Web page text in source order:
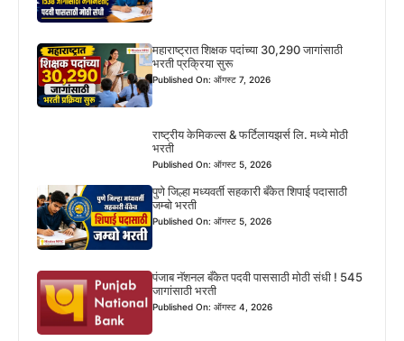
महाराष्ट्रात शिक्षक पदांच्या 30,290 जागांसाठी
भरती प्रक्रिया सुरू
Published On: ऑगस्ट 7, 2026
राष्ट्रीय केमिकल्स & फर्टिलायझर्स लि. मध्ये मोठी
भरती
Published On: ऑगस्ट 5, 2026
पुणे जिल्हा मध्यवर्ती सहकारी बँकेत शिपाई पदासाठी
जम्बो भरती
Published On: ऑगस्ट 5, 2026
पंजाब नॅशनल बँकेत पदवी पाससाठी मोठी संधी ! 545
जागांसाठी भरती
Published On: ऑगस्ट 4, 2026